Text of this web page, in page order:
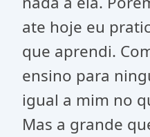
ate hoje eu
que aprendi.
ensino para
igual a mim no
Mas a grande